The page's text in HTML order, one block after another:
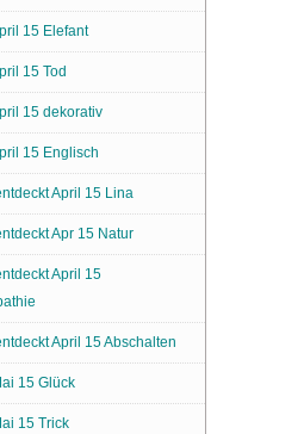
15 Elefant
15 Tod
15 dekorativ
15 Englisch
April 15 Lina
Apr 15 Natur
April 15
April 15 Abschalten
15 Glück
15 Trick